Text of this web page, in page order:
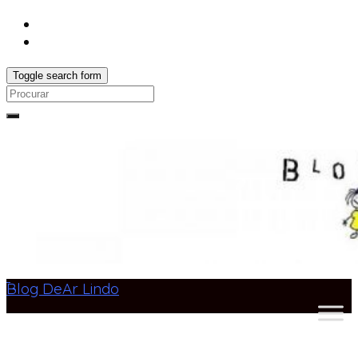
Toggle search form
Search
Blog DeAr Lindo